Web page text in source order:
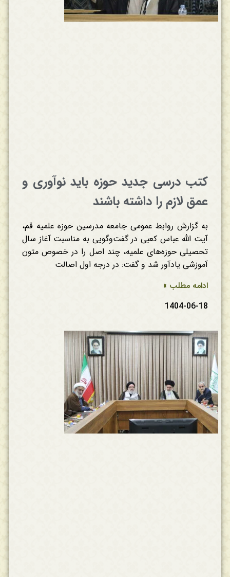
کتب درسی جدید حوزه باید نوآوری و
عمق لازم را داشته باشند
به گزارش روابط عمومی جامعه مدرسین حوزه علمیه قم،
آیت الله عباس کعبی در گفت‌وگویی به مناسبت آغاز سال
تحصیلی حوزه‌های علمیه، چند اصل را در خصوص متون
آموزشی یادآور شد و گفت: در درجه اول اصالت
ادامه مطلب »
1404-06-18